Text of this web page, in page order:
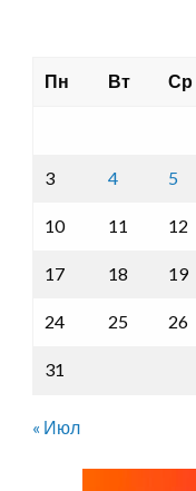
Пн Вт Ср
3 4 5
10 11 12
17 18 19
24 25 26
31
« Июл